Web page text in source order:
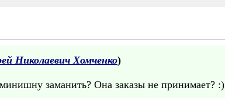
Николаевич Хомченко)
заманить? Она заказы не принимает? :)